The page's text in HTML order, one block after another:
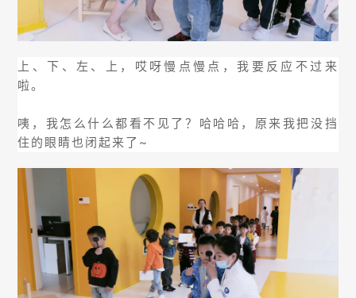
上、下、左、上，哎呀慢点慢点，我要反应不过来
啦。
咦，我怎么什么都看不见了？哈哈哈，原来我把没挡
住的眼睛也闭起来了~